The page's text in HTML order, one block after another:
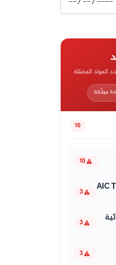
المضللة
موثّقة
16
10
3
3
3